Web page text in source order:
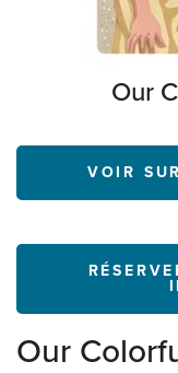
Our
VOIR
Our